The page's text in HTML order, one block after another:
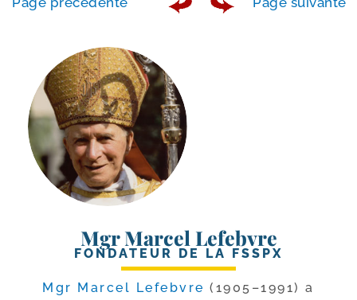
Mgr Marcel Lefebvre
FONDATEUR DE LA FSSPX
Mgr Marcel Lefebvre (1905–1991) a